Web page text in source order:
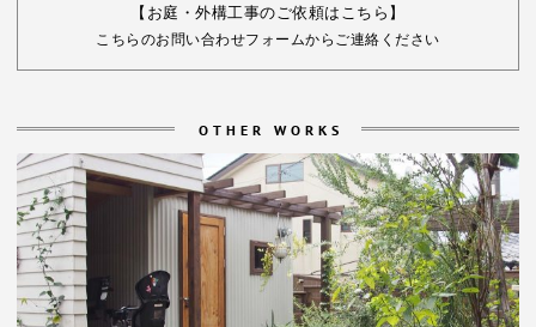
【お庭・外構工事のご依頼はこちら】
こちらのお問い合わせフォームからご連絡ください
OTHER WORKS